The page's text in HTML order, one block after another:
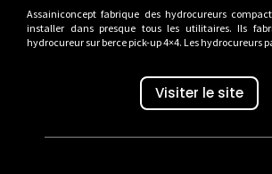
Assainiconcept fabrique des hydrocureurs
installer dans presque tous les utilitaires. Ils
hydrocureur sur berce pick-up 4×4. Les hydrocureurs
Visiter le site